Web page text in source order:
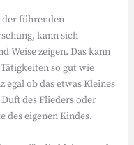
der führenden
kann sich
Weise zeigen. Das kann
so gut wie
egal ob das etwas Kleines
des Flieders oder
des eigenen Kindes.